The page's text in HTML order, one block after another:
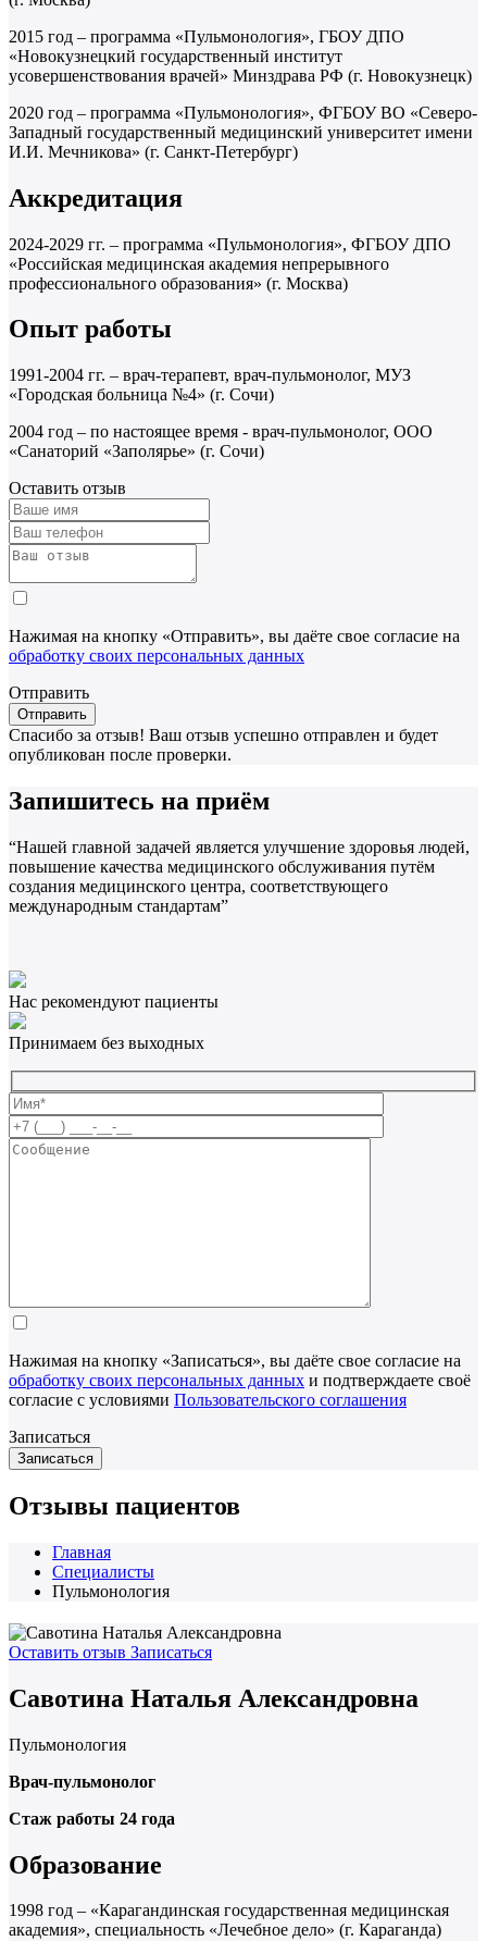
2015 год – программа «Пульмонология», ГБОУ ДПО
«Новокузнецкий государственный институт
усовершенствования врачей» Минздрава РФ (г. Новокузнецк)
2020 год – программа «Пульмонология», ФГБОУ ВО «Северо-
Западный государственный медицинский университет имени
И.И. Мечникова» (г. Санкт-Петербург)
Аккредитация
2024-2029 гг. – программа «Пульмонология», ФГБОУ ДПО
«Российская медицинская академия непрерывного
профессионального образования» (г. Москва)
Опыт работы
1991-2004 гг. – врач-терапевт, врач-пульмонолог, МУЗ
«Городская больница №4» (г. Сочи)
2004 год – по настоящее время - врач-пульмонолог, ООО
«Санаторий «Заполярье» (г. Сочи)
Оставить отзыв
Нажимая на кнопку «Отправить», вы даёте свое согласие на
обработку своих персональных данных
Отправить
Спасибо за отзыв! Ваш отзыв успешно отправлен и будет
опубликован после проверки.
Запишитесь на приём
“Нашей главной задачей является улучшение здоровья людей,
повышение качества медицинского обслуживания путём
создания медицинского центра, соответствующего
международным стандартам”
Нас рекомендуют пациенты
Принимаем без выходных
Нажимая на кнопку «Записаться», вы даёте свое согласие на
обработку своих персональных данных и подтверждаете своё
согласие с условиями Пользовательского соглашения
Записаться
Отзывы пациентов
Главная
Специалисты
Пульмонология
Оставить отзыв Записаться
Савотина Наталья Александровна
Пульмонология
Врач-пульмонолог
Стаж работы 24 года
Образование
1998 год – «Карагандинская государственная медицинская
академия», специальность «Лечебное дело» (г. Караганда)